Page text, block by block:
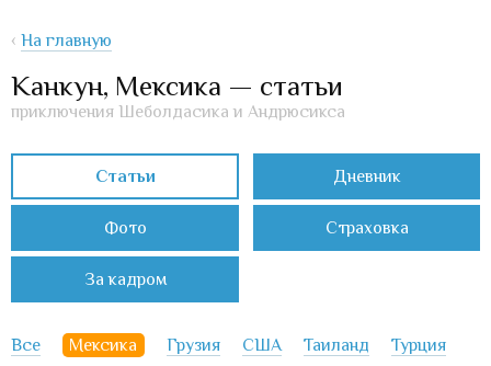
‹ На главную
Канкун, Мексика — статьи
приключения Шеболдасика и Андрюсикса
Статьи Дневник
Фото Страховка
За кадром
Все Мексика Грузия США Таиланд
Турция